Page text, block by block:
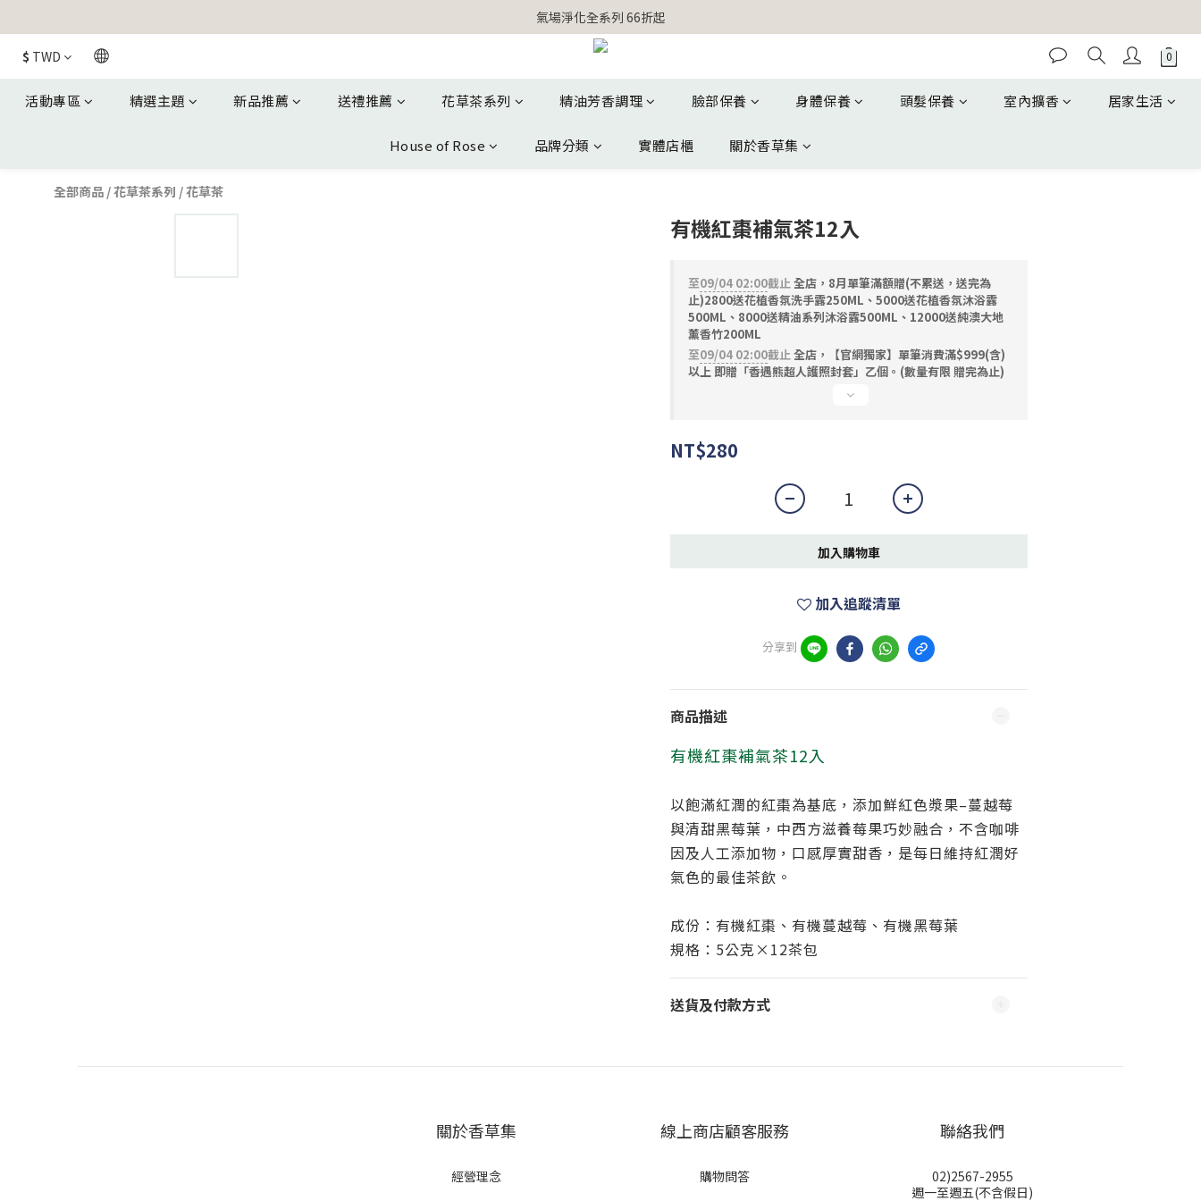
【官網獨家】首次消費 不限金額 即送 香遇熊超人行李吊牌
氣場淨化全系列 66折起
【官網獨家】首次消費 不限金額 即送 香遇熊超人行李吊牌
$ TWD
活動專區 精選主題 新品推薦 送禮推薦 花草茶系列 精油芳香調理 臉部保養 身體保養 頭髮保養 室內擴香 居家生活
House of Rose 品牌分類 實體店櫃 關於香草集
全部商品 /花草茶系列 /花草茶
有機紅棗補氣茶12入
至09/04 02:00截止全店，8月單筆滿額贈(不累送，送完為
止)2800送花植香氛洗手露250ML、5000送花植香氛沐浴露
500ML、8000送精油系列沐浴露500ML、12000送純澳大地
薰香竹200ML
至09/04 02:00截止全店，【官網獨家】單筆消費滿$999(含)
以上 即贈「香遇熊超人護照封套」乙個。(數量有限 贈完為止)
NT$280
加入購物車
加入追蹤清單
分享到
商品描述
有機紅棗補氣茶12入
以飽滿紅潤的紅棗為基底，添加鮮紅色漿果–蔓越莓
與清甜黑莓葉，中西方滋養莓果巧妙融合，不含咖啡
因及人工添加物，口感厚實甜香，是每日維持紅潤好
氣色的最佳茶飲。
成份：有機紅棗、有機蔓越莓、有機黑莓葉
規格：5公克×12茶包
送貨及付款方式
關於香草集
經營理念
線上商店顧客服務
購物問答
聯絡我們
02)2567-2955
週一至週五(不含假日)